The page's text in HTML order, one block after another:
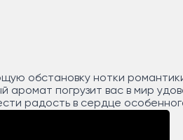
обстановку нотки
погрузит вас в мир
радость в сердце